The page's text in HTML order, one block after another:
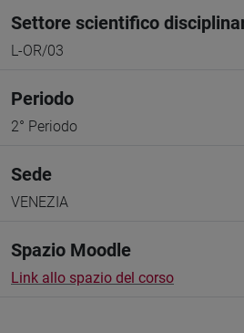
Settore scientifico
L-OR/03
Periodo
2° Periodo
Sede
VENEZIA
Spazio Moodle
Link allo spazio del corso